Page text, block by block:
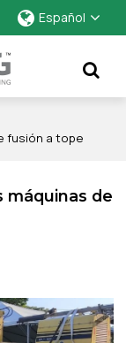
Español
fusión a tope
máquinas de